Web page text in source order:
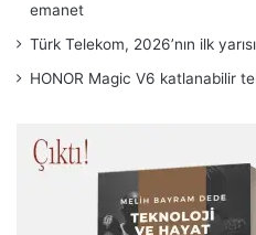
emanet
Türk Telekom, 2026’nın ilk
HONOR Magic V6 katlanabilir